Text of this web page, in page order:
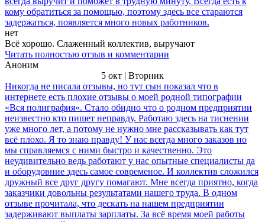
кому обратиться за помощью, поэтому здесь все стараются
задержаться, появляется много новых работников.
нет
Всё хорошо. Слаженный коллектив, выручают
Читать полностью отзыв и комментарии
Аноним
5 окт | Вторник
Никогда не писала отзывы, но тут сын показал что в
интернете есть плохие отзывы о моей родной типографии
«Вся полиграфия». Стало обидно что о родном предприятии
неизвестно кто пишет неправду. Работаю здесь на тиснении
уже много лет, а потому не нужно мне рассказывать как тут
всё плохо. Я то знаю правду! У нас всегда много заказов но
мы справляемся с ними быстро и качественно. Это
неудивительно ведь работают у нас опытные специалисты да
и оборудовние здесь самое современое. И коллектив сложился
дружный все друг другу помагают. Мне всегда приятно, когда
заказчики довольны результатами нашего труда. В одном
отзыве прочитала, что дескать на нашем предприятии
задерживают выплаты зарплаты. За всё время моей работы